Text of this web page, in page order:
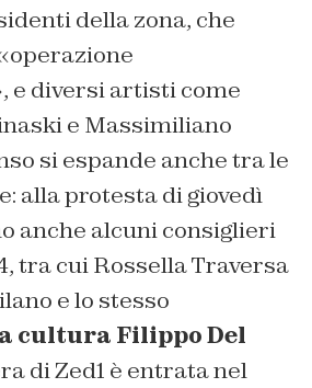
della zona, che
e diversi artisti come
e Massimiliano
si espande anche tra le
alla protesta di giovedì
anche alcuni consiglieri
tra cui Rossella Traversa
e lo stesso
cultura Filippo Del
di Zed1 è entrata nel